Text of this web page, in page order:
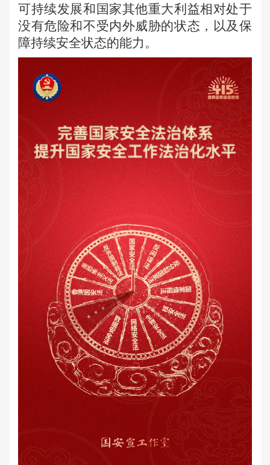
可持续发展和国家其他重大利益相对处于
没有危险和不受内外威胁的状态，以及保
障持续安全状态的能力。